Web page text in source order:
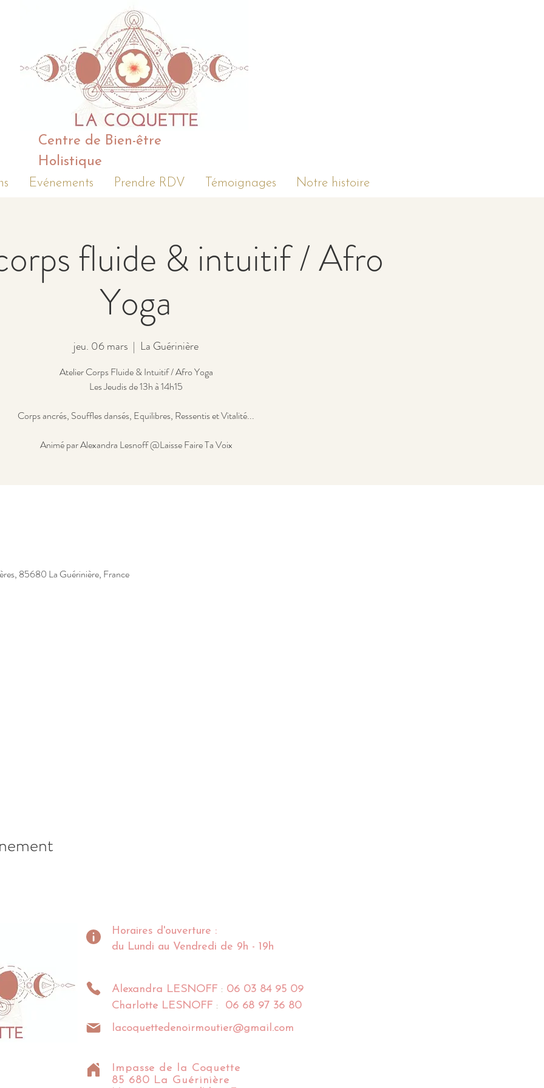
Centre de Bien-être
Holistique
Evénements Prendre RDV Témoignages Notre histoire
fluide & intuitif / Afro
Yoga
jeu. 06 mars
  |
La Guérinière
Atelier Corps Fluide & Intuitif / Afro Yoga
Les Jeudis de 13h à 14h15
Corps ancrés, Souffles dansés, Equilibres, Ressentis et Vitalité...
Animé par Alexandra Lesnoff @Laisse Faire Ta Voix
85680 La Guérinière, France
Horaires d'ouverture :
du Lundi au Vendredi de 9h - 19h
Alexandra LESNOFF : 06 03 84 95 09
Charlotte LESNOFF : 06 68 97 36 80
lacoquettedenoirmoutier@gmail.com
Impasse de la Coquette
85 680 La Guérinière